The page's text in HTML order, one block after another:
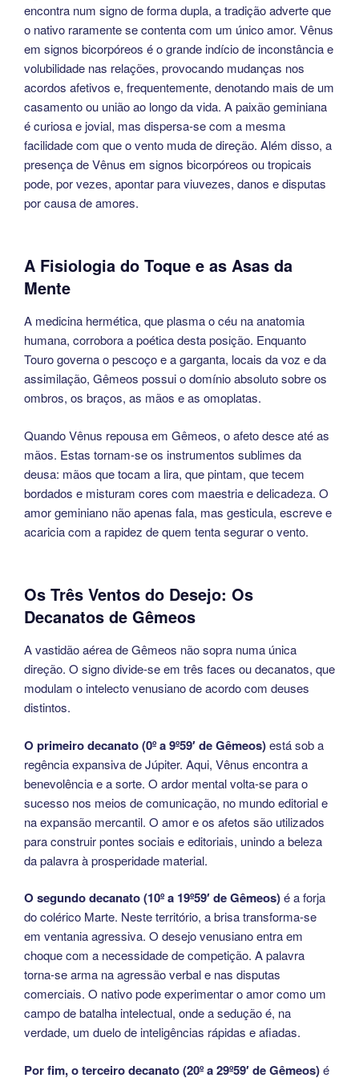
encontra num signo de forma dupla, a tradição adverte que
o nativo raramente se contenta com um único amor. Vênus
em signos bicorpóreos é o grande indício de inconstância e
volubilidade nas relações, provocando mudanças nos
acordos afetivos e, frequentemente, denotando mais de um
casamento ou união ao longo da vida. A paixão geminiana
é curiosa e jovial, mas dispersa-se com a mesma
facilidade com que o vento muda de direção. Além disso, a
presença de Vênus em signos bicorpóreos ou tropicais
pode, por vezes, apontar para viuvezes, danos e disputas
por causa de amores.
A Fisiologia do Toque e as Asas da
Mente
A medicina hermética, que plasma o céu na anatomia
humana, corrobora a poética desta posição. Enquanto
Touro governa o pescoço e a garganta, locais da voz e da
assimilação, Gêmeos possui o domínio absoluto sobre os
ombros, os braços, as mãos e as omoplatas.
Quando Vênus repousa em Gêmeos, o afeto desce até as
mãos. Estas tornam-se os instrumentos sublimes da
deusa: mãos que tocam a lira, que pintam, que tecem
bordados e misturam cores com maestria e delicadeza. O
amor geminiano não apenas fala, mas gesticula, escreve e
acaricia com a rapidez de quem tenta segurar o vento.
Os Três Ventos do Desejo: Os
Decanatos de Gêmeos
A vastidão aérea de Gêmeos não sopra numa única
direção. O signo divide-se em três faces ou decanatos, que
modulam o intelecto venusiano de acordo com deuses
distintos.
O primeiro decanato (0º a 9º59′ de Gêmeos)está sob a
regência expansiva de Júpiter. Aqui, Vênus encontra a
benevolência e a sorte. O ardor mental volta-se para o
sucesso nos meios de comunicação, no mundo editorial e
na expansão mercantil. O amor e os afetos são utilizados
para construir pontes sociais e editoriais, unindo a beleza
da palavra à prosperidade material.
O segundo decanato (10º a 19º59′ de Gêmeos)é a forja
do colérico Marte. Neste território, a brisa transforma-se
em ventania agressiva. O desejo venusiano entra em
choque com a necessidade de competição. A palavra
torna-se arma na agressão verbal e nas disputas
comerciais. O nativo pode experimentar o amor como um
campo de batalha intelectual, onde a sedução é, na
verdade, um duelo de inteligências rápidas e afiadas.
Por fim, o terceiro decanato (20º a 29º59′ de Gêmeos)é